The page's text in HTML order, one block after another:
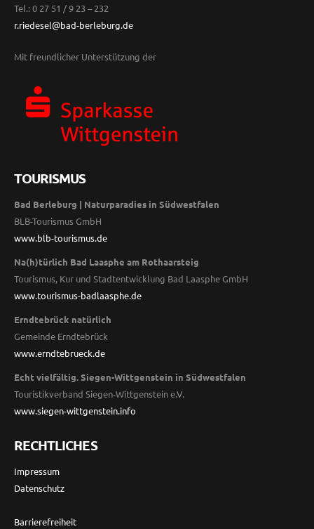
Tel.: 0 27 51 / 9 23 – 232
r.riedesel@bad-berleburg.de
Mit freundlicher Unterstützung der
TOURISMUS
Bad Berleburg | Naturparadies in Südwestfalen
BLB-Tourismus GmbH
www.blb-tourismus.de
Na(h)türlich Bad Laasphe am Rothaarsteig
Tourismus, Kur und Stadtentwicklung Bad Laasphe GmbH
www.tourismus-badlaasphe.de
Erndtebrück natürlich
Gemeinde Erndtebrück
www.erndtebrueck.de
Echt vielfältig. Siegen-Wittgenstein in Südwestfalen
Touristikverband Siegen-Wittgenstein e.V.
www.siegen-wittgenstein.info
RECHTLICHES
Impressum
Datenschutz
Barrierefreiheit